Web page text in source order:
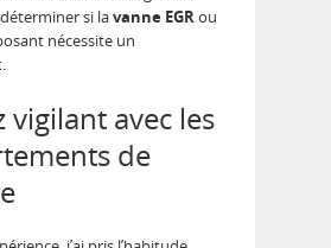
si lavanne EGRou
nécessite un
vigilant avec les
de